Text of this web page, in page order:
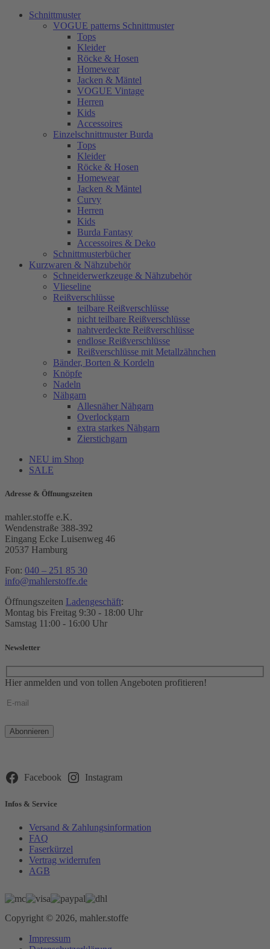
Schnittmuster
VOGUE patterns Schnittmuster
Tops
Kleider
Röcke & Hosen
Homewear
Jacken & Mäntel
VOGUE Vintage
Herren
Kids
Accessoires
Einzelschnittmuster Burda
Tops
Kleider
Röcke & Hosen
Homewear
Jacken & Mäntel
Curvy
Herren
Kids
Burda Fantasy
Accessoires & Deko
Schnittmusterbücher
Kurzwaren & Nähzubehör
Schneiderwerkzeuge & Nähzubehör
Vlieseline
Reißverschlüsse
teilbare Reißverschlüsse
nicht teilbare Reißverschlüsse
nahtverdeckte Reißverschlüsse
endlose Reißverschlüsse
Reißverschlüsse mit Metallzähnchen
Bänder, Borten & Kordeln
Knöpfe
Nadeln
Nähgarn
Allesnäher Nähgarn
Overlockgarn
extra starkes Nähgarn
Zierstichgarn
NEU im Shop
SALE
Adresse & Öffnungszeiten
mahler.stoffe e.K.
Wendenstraße 388-392
Eingang Ecke Luisenweg 46
20537 Hamburg
Fon: 040 – 251 85 30
info@mahlerstoffe.de
Öffnungszeiten Ladengeschäft:
Montag bis Freitag 9:30 - 18:00 Uhr
Samstag 11:00 - 16:00 Uhr
Newsletter
Hier anmelden und von tollen Angeboten profitieren!
Bitte
lasse
leer.
Facebook Instagram
Infos & Service
Versand & Zahlungsinformation
FAQ
Faserkürzel
Vertrag widerrufen
AGB
Copyright © 2026, mahler.stoffe
Impressum